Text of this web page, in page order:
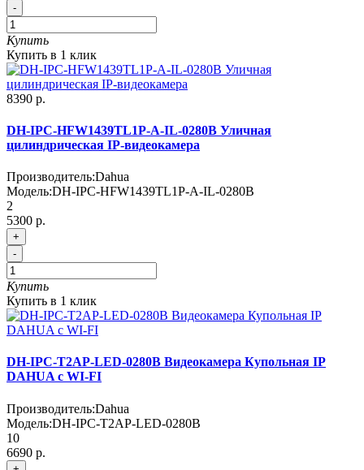
-
Купить
Купить в 1 клик
8390 р.
DH-IPC-HFW1439TL1P-A-IL-0280B Уличная
цилиндрическая IP-видеокамера
Производитель:Dahua
Модель:DH-IPC-HFW1439TL1P-A-IL-0280B
2
5300 р.
+
-
Купить
Купить в 1 клик
DH-IPC-T2AP-LED-0280B Видеокамера Купольная IP
DAHUA с WI-FI
Производитель:Dahua
Модель:DH-IPC-T2AP-LED-0280B
10
6690 р.